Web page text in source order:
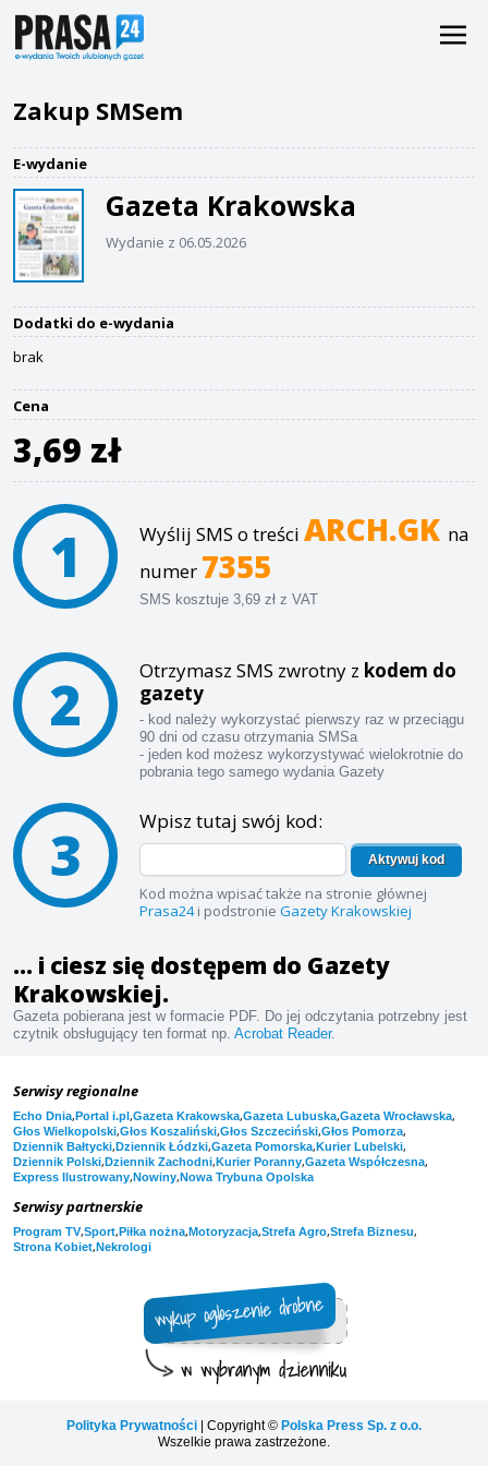
Zakup SMSem
E-wydanie
Gazeta Krakowska
Wydanie z 06.05.2026
Dodatki do e-wydania
brak
Cena
3,69 zł
1 Wyślij SMS o treści ARCH.GK na
numer 7355
SMS kosztuje 3,69 zł z VAT
2 Otrzymasz SMS zwrotny z kodem do
gazety
- kod należy wykorzystać pierwszy raz w przeciągu
90 dni od czasu otrzymania SMSa
- jeden kod możesz wykorzystywać wielokrotnie do
pobrania tego samego wydania Gazety
3 Wpisz tutaj swój kod:
Aktywuj kod
Kod można wpisać także na stronie głównej
Prasa24i podstronie Gazety Krakowskiej
... i ciesz się dostępem do Gazety
Krakowskiej.
Gazeta pobierana jest w formacie PDF. Do jej odczytania potrzebny jest
czytnik obsługujący ten format np. Acrobat Reader.
Serwisy regionalne
Echo Dnia,Portal i.pl,Gazeta Krakowska,Gazeta Lubuska,Gazeta Wrocławska,
Głos Wielkopolski,Głos Koszaliński,Głos Szczeciński,Głos Pomorza,
Dziennik Bałtycki,Dziennik Łódzki,Gazeta Pomorska,Kurier Lubelski,
Dziennik Polski,Dziennik Zachodni,Kurier Poranny,Gazeta Współczesna,
Express Ilustrowany,Nowiny,Nowa Trybuna Opolska
Serwisy partnerskie
Program TV,Sport,Piłka nożna,Motoryzacja,Strefa Agro,Strefa Biznesu,
Strona Kobiet,Nekrologi
Polityka Prywatności | Copyright © Polska Press Sp. z o.o.
Wszelkie prawa zastrzeżone.